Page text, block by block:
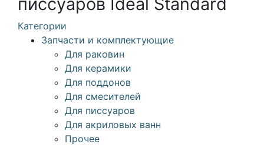
Категории
Запчасти и комплектующие
Для раковин
Для керамики
Для поддонов
Для смесителей
Для писсуаров
Для акриловых ванн
Прочее